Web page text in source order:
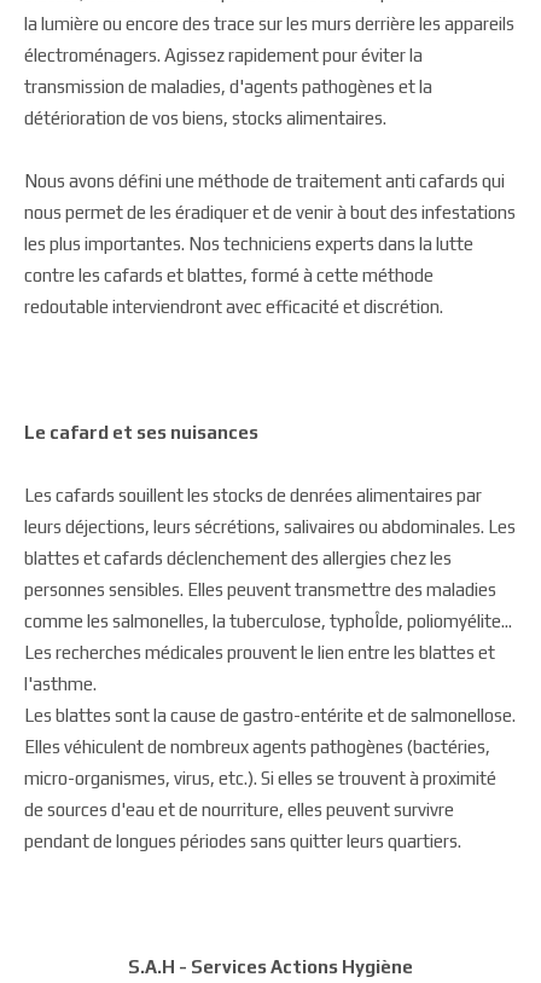
la lumière ou encore des trace sur les murs derrière les appareils
électroménagers. Agissez rapidement pour éviter la
transmission de maladies, d'agents pathogènes et la
détérioration de vos biens, stocks alimentaires.
Nous avons défini une méthode de traitement anti cafards qui
nous permet de les éradiquer et de venir à bout des infestations
les plus importantes. Nos techniciens experts dans la lutte
contre les cafards et blattes, formé à cette méthode
redoutable interviendront avec efficacité et discrétion.
Le cafard et ses nuisances
Les cafards souillent les stocks de denrées alimentaires par
leurs déjections, leurs sécrétions, salivaires ou abdominales. Les
blattes et cafards déclenchement des allergies chez les
personnes sensibles. Elles peuvent transmettre des maladies
comme les salmonelles, la tuberculose, typhoÎde, poliomyélite...
Les recherches médicales prouvent le lien entre les blattes et
l'asthme.
Les blattes sont la cause de gastro-entérite et de salmonellose.
Elles véhiculent de nombreux agents pathogènes (bactéries,
micro-organismes, virus, etc.). Si elles se trouvent à proximité
de sources d'eau et de nourriture, elles peuvent survivre
pendant de longues périodes sans quitter leurs quartiers.
S.A.H - Services Actions Hygiène